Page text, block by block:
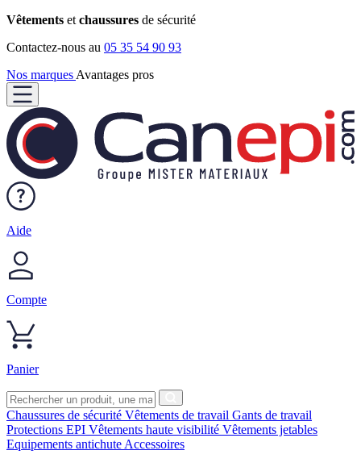
Vêtements et chaussures de sécurité
Contactez-nous au 05 35 54 90 93
Nos marques Avantages pros
Aide
Compte
Panier
Chaussures de sécurité Vêtements de travail Gants de travail
Protections EPI Vêtements haute visibilité Vêtements jetables
Equipements antichute Accessoires